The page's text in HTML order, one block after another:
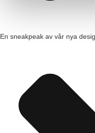
En sneakpeak av vår nya